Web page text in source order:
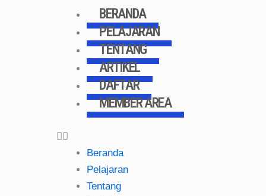
BERANDA
PELAJARAN
TENTANG
ARTIKEL
DAFTAR
MEMBER AREA
Beranda
Pelajaran
Tentang